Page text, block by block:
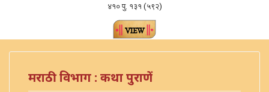
४१० पु. १३१ (५९२)
मराठी विभाग : कथा पुराणें